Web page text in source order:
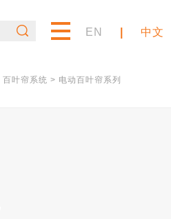
EN 中文
百叶帘系统 > 电动百叶帘系列